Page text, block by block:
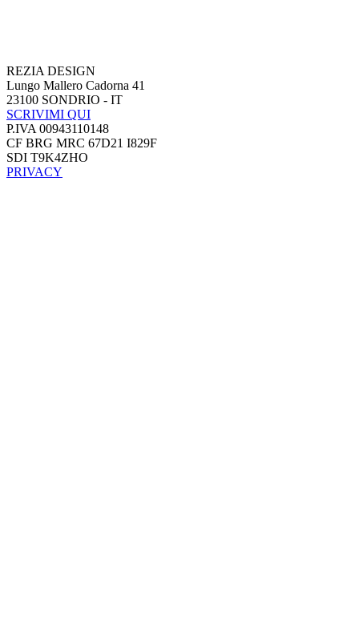
REZIA DESIGN
Lungo Mallero Cadorna 41
23100 SONDRIO - IT
SCRIVIMI QUI
P.IVA 00943110148
CF BRG MRC 67D21 I829F
SDI T9K4ZHO
PRIVACY